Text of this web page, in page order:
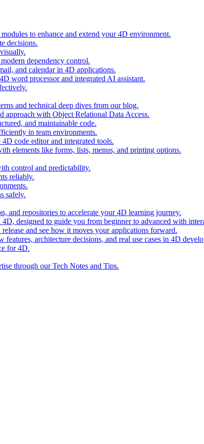
to enhance and extend your 4D environment.
decisions.
dependency control.
and calendar in 4D applications.
word processor and integrated AI assistant.
and technical deep dives from our blog.
approach with Object Relational Data Access.
and maintainable code.
in team environments.
code editor and integrated tools.
elements like forms, lists, menus, and printing options.
control and predictability.
reliably.
safely.
and repositories to accelerate your 4D learning journey.
designed to guide you from beginner to advanced with
and see how it moves your applications forward.
architecture decisions, and real use cases in 4D
for 4D.
through our Tech Notes and Tips.